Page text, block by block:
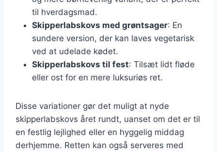
til hverdagsmad.
Skipperlabskovs med grøntsager: En
sundere version, der kan laves vegetarisk
ved at udelade kødet.
Skipperlabskovs til fest: Tilsæt lidt fløde
eller ost for en mere luksuriøs ret.
Disse variationer gør det muligt at nyde
skipperlabskovs året rundt, uanset om det er til
en festlig lejlighed eller en hyggelig middag
derhjemme. Retten kan også serveres med